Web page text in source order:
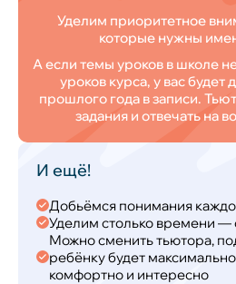
Уделим приоритетное
которые нужны
А если темы уроков в школе
уроков курса, у вас будет
прошлого года в записи.
задания и отвечать на
И ещё!
Добьёмся понимания
Уделим столько времени —
Можно сменить тьютора,
ребёнку будет максимально
комфортно и интересно